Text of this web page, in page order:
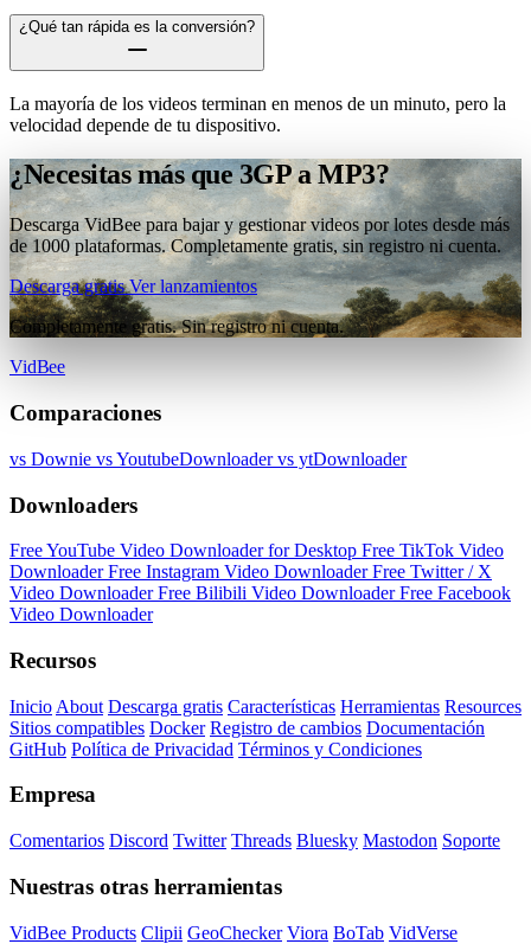
¿Qué tan rápida es la conversión?
La mayoría de los videos terminan en menos de un minuto, pero la
velocidad depende de tu dispositivo.
¿Necesitas más que 3GP a MP3?
Descarga VidBee para bajar y gestionar videos por lotes desde más
de 1000 plataformas. Completamente gratis, sin registro ni cuenta.
Descarga gratisVer lanzamientos
Completamente gratis. Sin registro ni cuenta.
VidBee
Comparaciones
vs Downie vs YoutubeDownloadervs ytDownloader
Downloaders
Free YouTube Video Downloader for Desktop Free TikTok Video
DownloaderFree Instagram Video DownloaderFree Twitter / X
Video DownloaderFree Bilibili Video DownloaderFree Facebook
Video Downloader
Recursos
Inicio About Descarga gratis Características Herramientas Resources
Sitios compatibles Docker Registro de cambios Documentación
GitHub Política de Privacidad Términos y Condiciones
Empresa
Comentarios Discord Twitter Threads Bluesky Mastodon Soporte
Nuestras otras herramientas
VidBee Products Clipii GeoChecker Viora BoTab VidVerse